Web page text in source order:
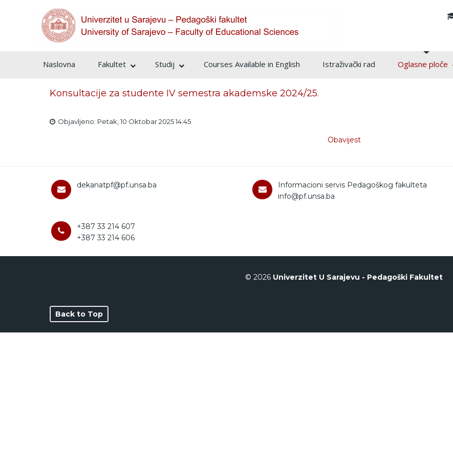
Naslovna Fakultet Studij Courses Available in English Istraživački rad Oglasne ploče
Konsultacije za studente IV semestra akademske 2024/25.
Objavljeno: Petak, 10 Oktobar 2025 14:45
Obavijest
dekanatpf@pf.unsa.ba
Informacioni servis Pedagoškog fakulteta
info@pf.unsa.ba
+387 33 214 607
+387 33 214 606
© 2026 Univerzitet U Sarajevu - Pedagoški Fakultet
Back to Top